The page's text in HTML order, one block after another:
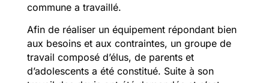
commune a travaillé.
Afin de réaliser un équipement répondant bien
aux besoins et aux contraintes, un groupe de
travail composé d’élus, de parents et
d’adolescents a été constitué. Suite à son